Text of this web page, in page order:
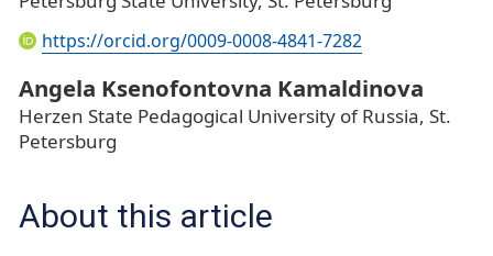
https://orcid.org/0009-0008-4841-7282
Angela Ksenofontovna Kamaldinova
Herzen State Pedagogical University of Russia, St.
Petersburg
About this article